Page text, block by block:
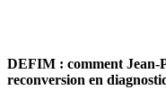
DEFIM : comment Jean-
reconversion en